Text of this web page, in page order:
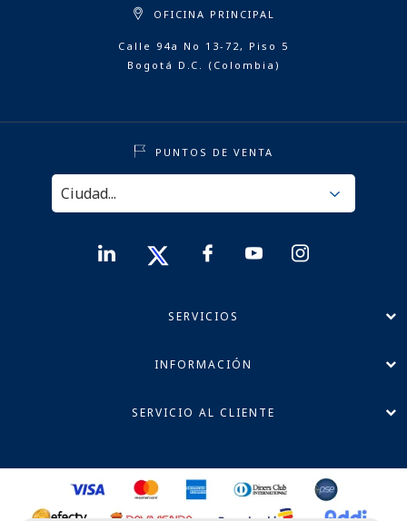
OFICINA PRINCIPAL
Calle 94a No 13-72, Piso 5
Bogotá D.C. (Colombia)
PUNTOS DE VENTA
SERVICIOS
INFORMACIÓN
SERVICIO AL CLIENTE